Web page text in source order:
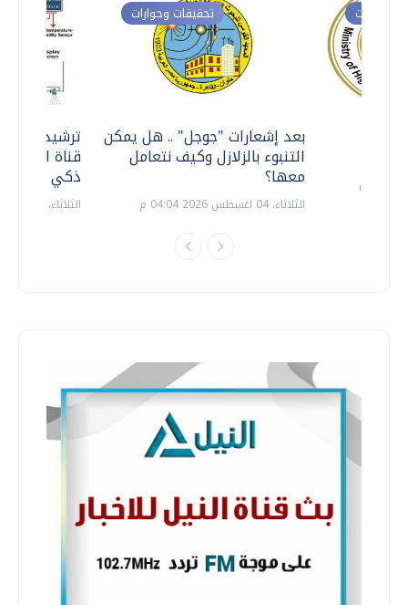
ترشيدا
قناة
ذكي
الثلاثاء، 14 يوليو 2026 06:11 م
تحقيقات وحوارات
بعد إشعارات "جوجل" .. هل يمكن
التنبوء بالزلازل وكيف نتعامل
معها؟
الثلاثاء، 04 اغسطس 2026 04:04 م
وحوارات